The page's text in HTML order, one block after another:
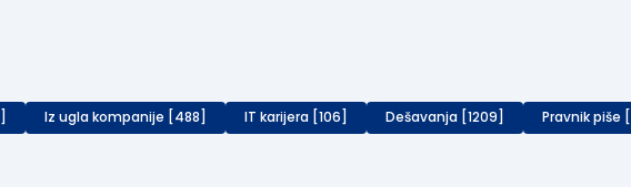
Iz ugla kompanije [488] IT karijera [106] Dešavanja [1209] Pravnik piše